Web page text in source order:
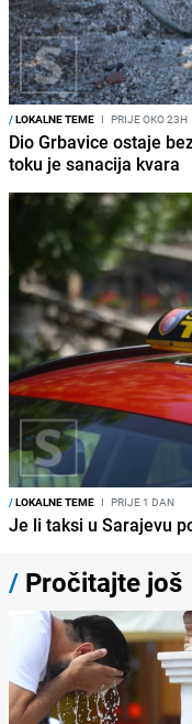
/LOKALNE TEME I PRIJE OKO 23H
Dio Grbavice ostaje
toku je sanacija kvara
/LOKALNE TEME I PRIJE 1 DAN
Je li taksi u Sarajevu
/ Pročitajte još